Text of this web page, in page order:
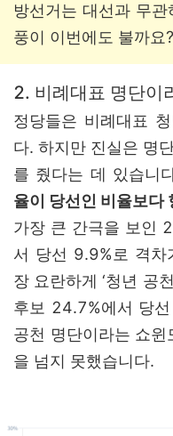
방선거는 대선과 무
풍이 이번에도 불까요?
2. 비례대표 명단이
정당들은 비례대표
다. 하지만 진실은 명
를 줬다는 데 있습니
율이 당선인 비율보다
가장 큰 간극을 보인
서 당선 9.9%로 격
장 요란하게 ‘청년 공
후보 24.7%에서 당
공천 명단이라는 쇼
을 넘지 못했습니다.